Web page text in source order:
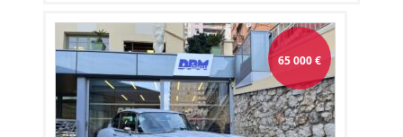
65 000€